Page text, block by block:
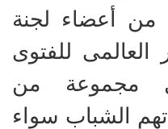
من أعضاء لجنة
العالمى للفتوى
مجموعة من
تهم الشباب سواء